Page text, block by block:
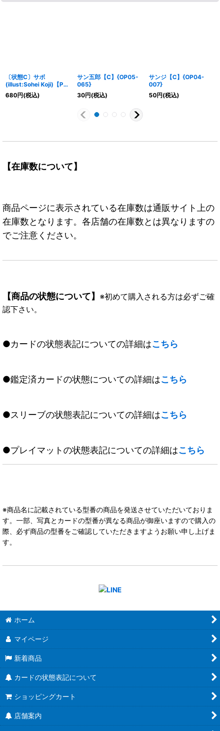
〔状態C〕サボ
(illust:Sohei Koji)【P】
{P-073}
680円(税込)
サン五郎【C】{OP05-
065}
30円(税込)
サンジ【C】{OP04-
007}
50円(税込)
【在庫数について】
商品ページに表示されている在庫数は通販サイト上の
在庫数となります。各店舗の在庫数とは異なりますの
でご注意ください。
【商品の状態について】 ※初めて購入される方は必ずご確
認下さい。
●カードの状態表記についての詳細はこちら
●鑑定済カードの状態についての詳細はこちら
●スリーブの状態表記についての詳細はこちら
●プレイマットの状態表記についての詳細はこちら
※商品名に記載されている型番の商品を発送させていただいておりま
す。一部、写真とカードの型番が異なる商品が御座いますので購入の
際、必ず商品の型番をご確認していただきますようお願い申し上げま
す。
ホーム
マイページ
新着商品
カードの状態表記について
ショッピングカート
店舗案内